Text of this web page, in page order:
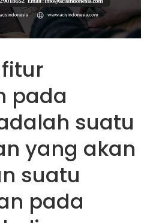
pada
suatu
yang akan
suatu
pada